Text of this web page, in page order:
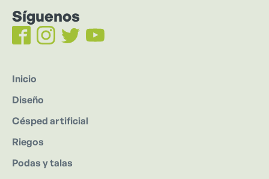
Síguenos
Inicio
Diseño
Césped artificial
Riegos
Podas y talas